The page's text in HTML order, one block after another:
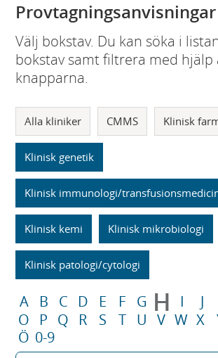
Provtagningsanvisningar
Välj bokstav. Du kan söka i
bokstav samt filtrera med hjälp
knapparna.
Alla kliniker CMMS Klinisk
Klinisk genetik
Klinisk immunologi/
Klinisk kemi Klinisk mikrobiologi
Klinisk patologi/cytologi
A B C D E F G H I J
O
P Q R S T U V W X
Ö 0-9